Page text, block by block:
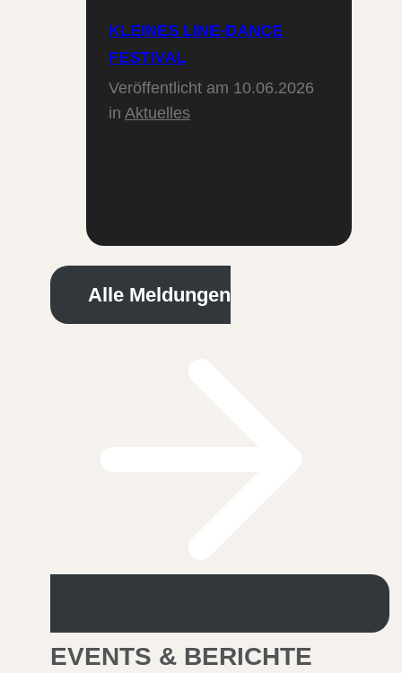
KLEINES LINE-DANCE
FESTIVAL
Veröffentlicht am 10.06.2026
in Aktuelles
Alle Meldungen
EVENTS & BERICHTE